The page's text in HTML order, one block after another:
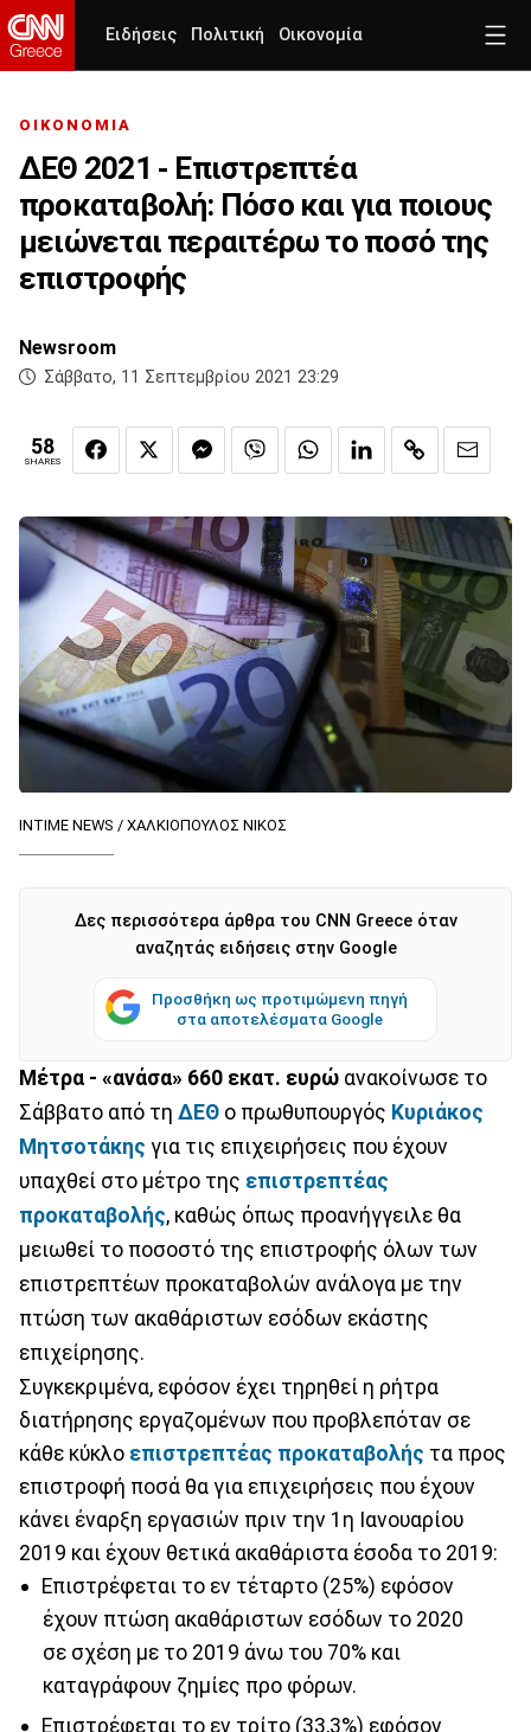
Ειδήσεις Πολιτική Οικονομία
ΟΙΚΟΝΟΜΙΑ
ΔΕΘ 2021 - Επιστρεπτέα
προκαταβολή: Πόσο και για ποιους
μειώνεται περαιτέρω το ποσό της
επιστροφής
Newsroom
Σάββατο, 11 Σεπτεμβρίου 2021 23:29
58
SHARES
INTIME NEWS / ΧΑΛΚΙΟΠΟΥΛΟΣ ΝΙΚΟΣ
Δες περισσότερα άρθρα του CNN Greece όταν
αναζητάς ειδήσεις στην Google
Προσθήκη ως προτιμώμενη πηγή
στα αποτελέσματα Google
Μέτρα - «ανάσα» 660 εκατ. ευρώ ανακοίνωσε το
Σάββατο από τη ΔΕΘ ο πρωθυπουργός Κυριάκος
Μητσοτάκης για τις επιχειρήσεις που έχουν
υπαχθεί στο μέτρο της επιστρεπτέας
προκαταβολής, καθώς όπως προανήγγειλε θα
μειωθεί το ποσοστό της επιστροφής όλων των
επιστρεπτέων προκαταβολών ανάλογα με την
πτώση των ακαθάριστων εσόδων εκάστης
επιχείρησης.
Συγκεκριμένα, εφόσον έχει τηρηθεί η ρήτρα
διατήρησης εργαζομένων που προβλεπόταν σε
κάθε κύκλο επιστρεπτέας προκαταβολής τα προς
επιστροφή ποσά θα για επιχειρήσεις που έχουν
κάνει έναρξη εργασιών πριν την 1η Ιανουαρίου
2019 και έχουν θετικά ακαθάριστα έσοδα το 2019:
Επιστρέφεται το εν τέταρτο (25%) εφόσον
έχουν πτώση ακαθάριστων εσόδων το 2020
σε σχέση με το 2019 άνω του 70% και
καταγράφουν ζημίες προ φόρων.
Επιστρέφεται το εν τρίτο (33,3%) εφόσον